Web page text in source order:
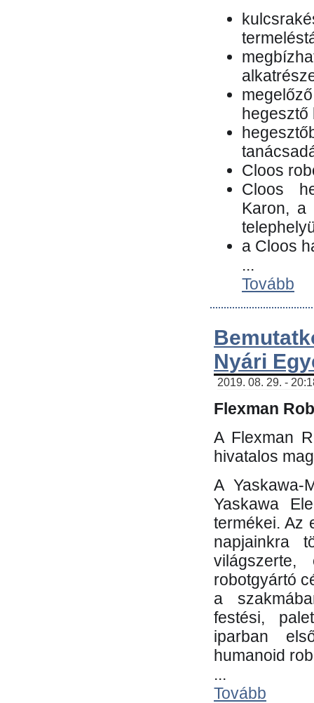
hegesztő
Cloos
Cloos
Karon, a
a Cloos
...
Tovább
Nyári
2019. 08. 29. -
Flexman
A Flexman
hivatalos
A Yaskawa-
Yaskawa
termékei. Az
napjainkra
robotgyártó
a
festési,
iparban
humanoid
...
Tovább